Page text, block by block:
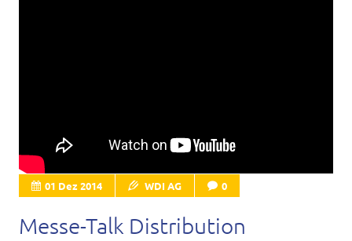
Medien
Karriere
01 Dez 2014 WDI AG 0
Messe-Talk Distribution